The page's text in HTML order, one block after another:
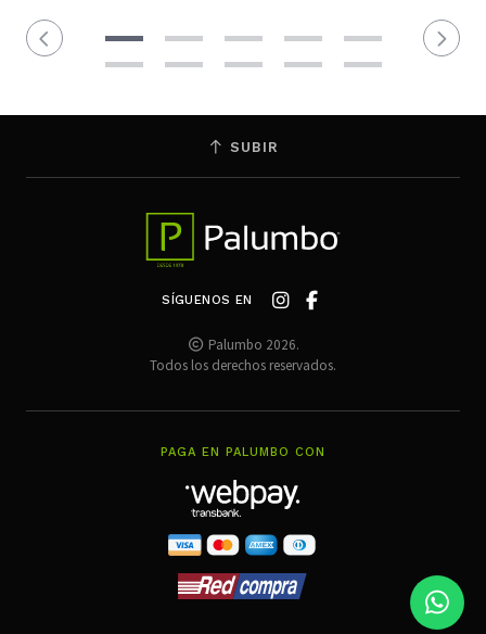
SUBIR
SÍGUENOS EN
Palumbo 2026.
Todos los derechos reservados.
PAGA EN PALUMBO CON